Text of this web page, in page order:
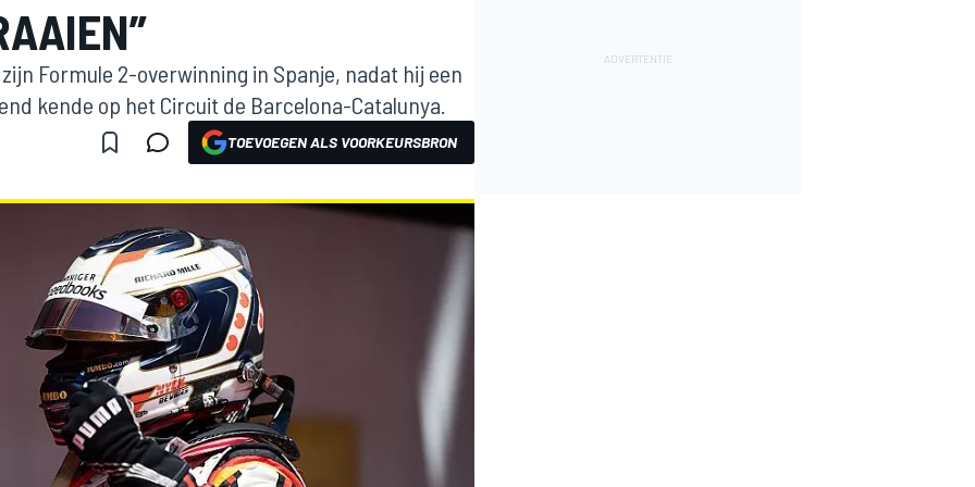
Formule 2-overwinning in Spanje, nadat hij een
kende op het Circuit de Barcelona-Catalunya.
TOEVOEGEN ALS VOORKEURSBRON